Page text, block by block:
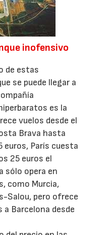
inofensivo
de estas
se puede llegar a
es la
vuelos desde el
Brava hasta
euros, París cuesta
25 euros el
sólo opera en
como Murcia,
Salou, pero ofrece
Barcelona desde